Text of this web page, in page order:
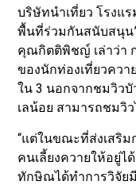
บริษัทนำเที่ยว โรงแ
พื้นที่ร่วมกันสนับสนุน
คุณกิตติพิชญ์ เล่าว่า
ของนักท่องเที่ยวควา
ใน 3 นอกจากชมวิว
เลน้อย สามารถชมวิ
“แต่ในขณะที่ส่งเสริม
คนเลี้ยงควายให้อยู่ไ
ทักษิณได้ทำการวิจัย